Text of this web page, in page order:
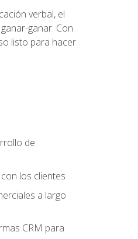
verbal, el
ganar. Con
listo para hacer
de
los clientes
a largo
CRM para